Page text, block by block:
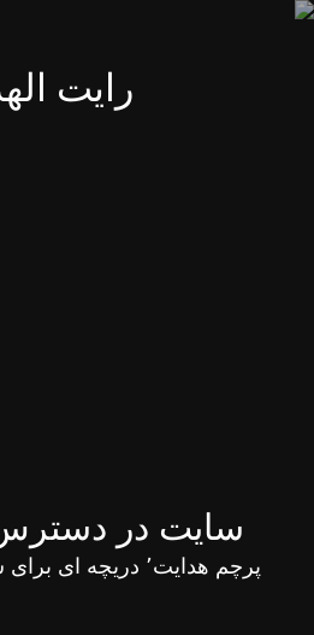
رایت
سایت در
پرچم هدایت٬ دریچه ای برای شناخت حق از باطل